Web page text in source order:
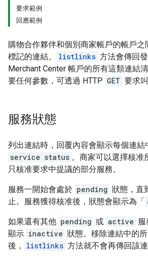
要求範例
回應範例
購物合作夥伴和個別商家帳戶的帳戶之
標記的連結。
listlinks 方法會傳回
Merchant Center 帳戶的所有這類連結
要任何參數，可透過 HTTP GET 要求叫
服務狀態
列出連結時，回覆內容會顯示每個連結
service status 。商家可以選擇核准
只核准要求中提議的部分服務。
服務一開始會處於 pending 狀態，直
止。服務獲得核准後，狀態會顯示為「
如果還有其他 pending 或 active 服
顯示 inactive 狀態。移除連結中的
後，
listlinks 方法就不會再傳回該連